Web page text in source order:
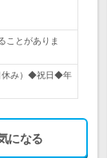
ことがありま
休み）◆祝日◆年
になる